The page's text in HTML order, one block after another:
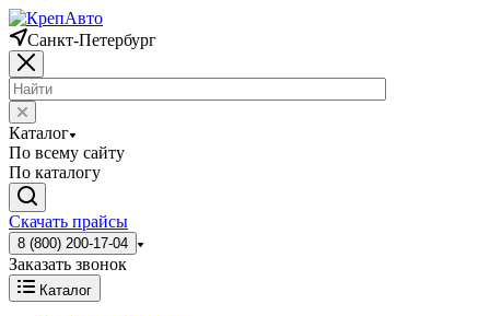
Санкт-Петербург
Каталог
По всему сайту
По каталогу
Скачать прайсы
8 (800) 200-17-04
Заказать звонок
Каталог